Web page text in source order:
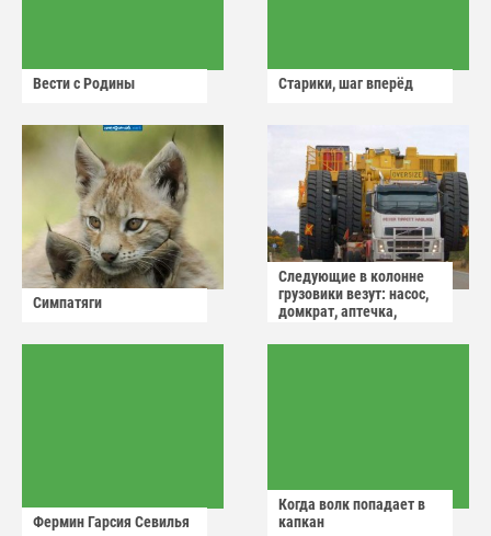
Вести с Родины Старики, шаг вперёд
Симпатяги
Следующие в колонне
грузовики везут: насос,
домкрат, аптечка,
Фермин Гарсия Севилья
Когда волк попадает в
капкан